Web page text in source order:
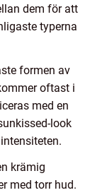
dem för att
typerna
formen av
oftast i
med en
look
krämig
med torr hud.